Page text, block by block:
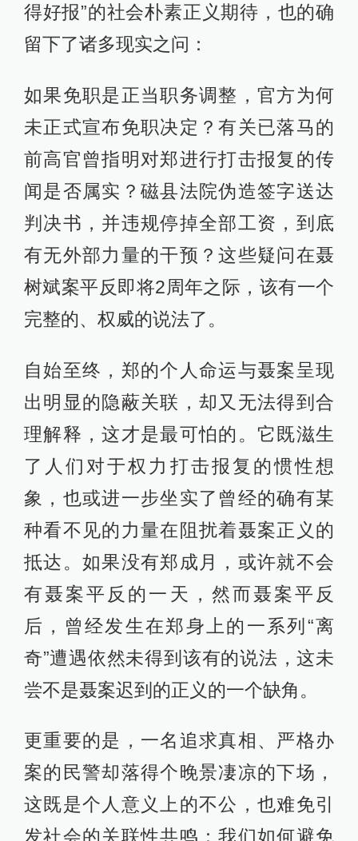
得好报”的社会朴素正义期待，也的确
留下了诸多现实之问：
如果免职是正当职务调整，官方为何
未正式宣布免职决定？有关已落马的
前高官曾指明对郑进行打击报复的传
闻是否属实？磁县法院伪造签字送达
判决书，并违规停掉全部工资，到底
有无外部力量的干预？这些疑问在聂
树斌案平反即将2周年之际，该有一个
完整的、权威的说法了。
自始至终，郑的个人命运与聂案呈现
出明显的隐蔽关联，却又无法得到合
理解释，这才是最可怕的。它既滋生
了人们对于权力打击报复的惯性想
象，也或进一步坐实了曾经的确有某
种看不见的力量在阻扰着聂案正义的
抵达。如果没有郑成月，或许就不会
有聂案平反的一天，然而聂案平反
后，曾经发生在郑身上的一系列“离
奇”遭遇依然未得到该有的说法，这未
尝不是聂案迟到的正义的一个缺角。
更重要的是，一名追求真相、严格办
案的民警却落得个晚景凄凉的下场，
这既是个人意义上的不公，也难免引
发社会的关联性共鸣：我们如何避免